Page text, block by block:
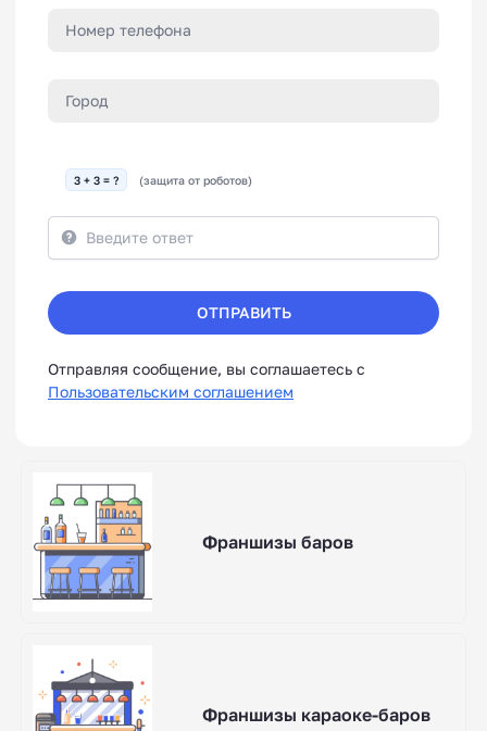
3 + 3 = ? (защита от роботов)
ОТПРАВИТЬ
Отправляя сообщение, вы соглашаетесь с
Пользовательским соглашением
Франшизы баров
Франшизы караоке-баров